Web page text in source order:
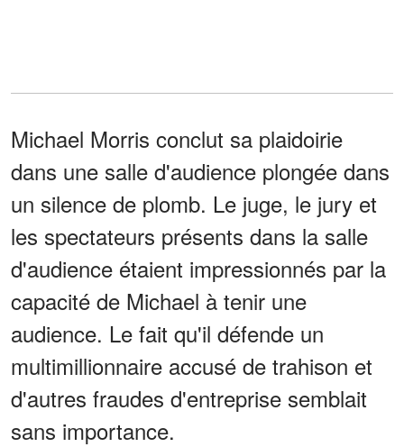
Michael Morris conclut sa plaidoirie
dans une salle d'audience plongée dans
un silence de plomb. Le juge, le jury et
les spectateurs présents dans la salle
d'audience étaient impressionnés par la
capacité de Michael à tenir une
audience. Le fait qu'il défende un
multimillionnaire accusé de trahison et
d'autres fraudes d'entreprise semblait
sans importance.